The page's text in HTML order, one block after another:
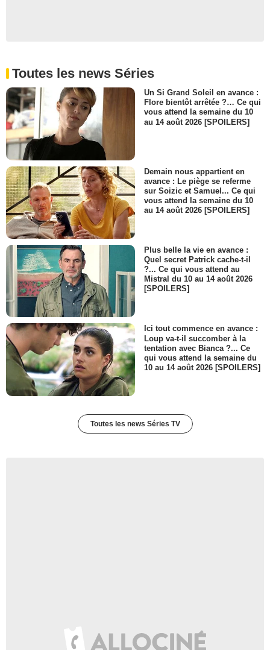
Toutes les news Séries
Un Si Grand Soleil en avance :
Flore bientôt arrêtée ?… Ce qui
vous attend la semaine du 10
au 14 août 2026 [SPOILERS]
Demain nous appartient en
avance : Le piège se referme
sur Soizic et Samuel... Ce qui
vous attend la semaine du 10
au 14 août 2026 [SPOILERS]
Plus belle la vie en avance :
Quel secret Patrick cache-t-il
?... Ce qui vous attend au
Mistral du 10 au 14 août 2026
[SPOILERS]
Ici tout commence en avance :
Loup va-t-il succomber à la
tentation avec Bianca ?... Ce
qui vous attend la semaine du
10 au 14 août 2026 [SPOILERS]
Toutes les news Séries TV